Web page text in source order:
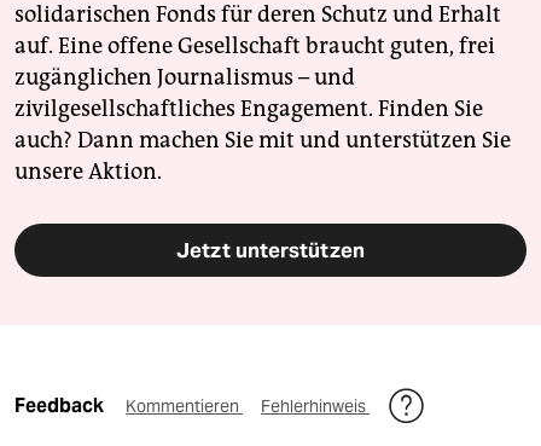
solidarischen Fonds für deren Schutz und Erhalt
auf. Eine offene Gesellschaft braucht guten, frei
zugänglichen Journalismus – und
zivilgesellschaftliches Engagement. Finden Sie
auch? Dann machen Sie mit und unterstützen Sie
unsere Aktion.
Jetzt unterstützen
Feedback Kommentieren Fehlerhinweis